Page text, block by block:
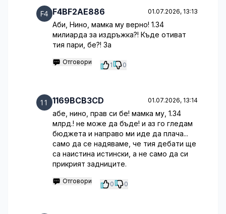
F4BF2AE886 01.07.2026, 13:13
Аби, Нино, мамка му верно! 1.34
милиарда за издръжка?! Къде отиват
тия пари, бе?! За
Отговори 1 0
1169BCB3CD 01.07.2026, 13:14
абе, нино, прав си бе! мамка му, 1.34
млрд.! не може да бъде! и аз го гледам
бюджета и направо ми иде да плача...
само да се надяваме, че тия дебати ще
са наистина истински, а не само да си
прикрият задниците.
Отговори 0 0